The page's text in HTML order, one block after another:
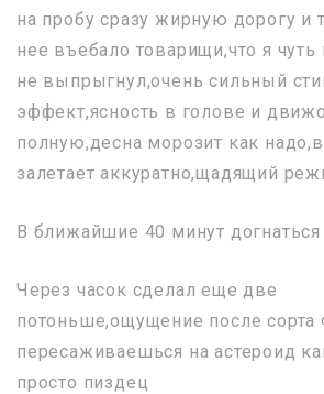
на пробу сразу жирную дорогу и
нее въебало товарищи,что я чуть
не выпрыгнул,очень сильный
эффект,ясность в голове и
полную,десна морозит как
залетает аккуратно,щадящий
В ближайшие 40 минут догнаться
Через часок сделал еще две
потоньше,ощущение после сорта
пересаживаешься на астероид
просто пиздец